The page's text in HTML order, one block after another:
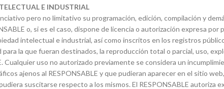
E INDUSTRIAL
pero no limitativo su programación, edición, compilación y
o, si es el caso, dispone de licencia o autorización expresa
intelectual e industrial, así como inscritos en los registros
la que fueran destinados, la reproducción total o parcial, uso,
Cualquier uso no autorizado previamente se considera un
ajenos al RESPONSABLE y que pudieran aparecer en el sitio
suscitarse respecto a los mismos. El RESPONSABLE